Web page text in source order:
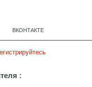
ВКОНТАКТЕ
: